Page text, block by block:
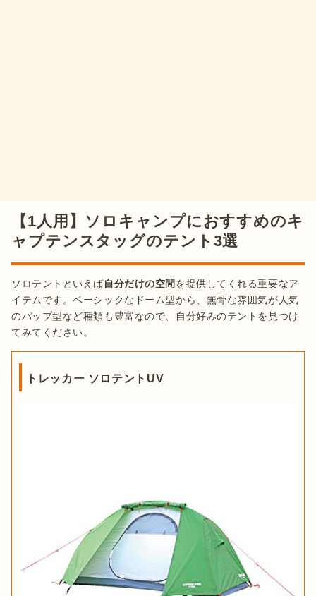
【1人用】ソロキャンプにおすすめのキ
ャプテンスタッグのテント3選
ソロテントといえば自分だけの空間 を提供してくれる重要なア
イテムです。ベーシックなドーム型から、無骨な雰囲気が人気
のパップ型など種類も豊富なので、自分好みのテントを見つけ
てみてください。
トレッカー ソロテントUV